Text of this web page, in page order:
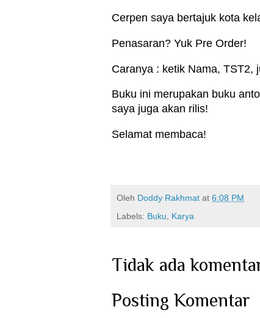
Cerpen saya bertajuk kota
Penasaran? Yuk Pre Order!
Caranya : ketik Nama, TST2,
Buku ini merupakan buku
saya juga akan rilis!
Selamat membaca!
Oleh Doddy Rakhmat at 6:08 PM
Labels: Buku Karya
Tidak ada
Posting Komentar